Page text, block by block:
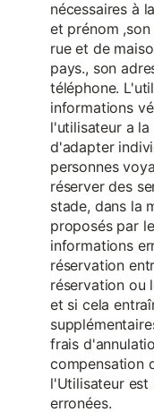
nécessaires à
et prénom
rue et de
pays., son
téléphone.
informations
l'utilisateur a
d'adapter
personnes
réserver des
stade, dans la
proposés par
informations
réservation
réservation ou
et si cela
frais
compensation
l'Utilisateur est
erronées.